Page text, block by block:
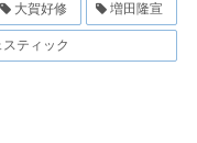
大賀好修 増田隆宣
スティック